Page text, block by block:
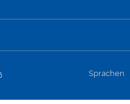
Sprachen